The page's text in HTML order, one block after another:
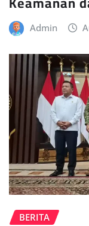
Admin
BERITA